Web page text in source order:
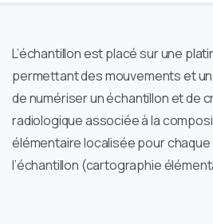
L’échantillon est placé sur une
permettant des mouvements et
de numériser un échantillon et de
radiologique associée à la
élémentaire localisée pour
l’échantillon (cartographie